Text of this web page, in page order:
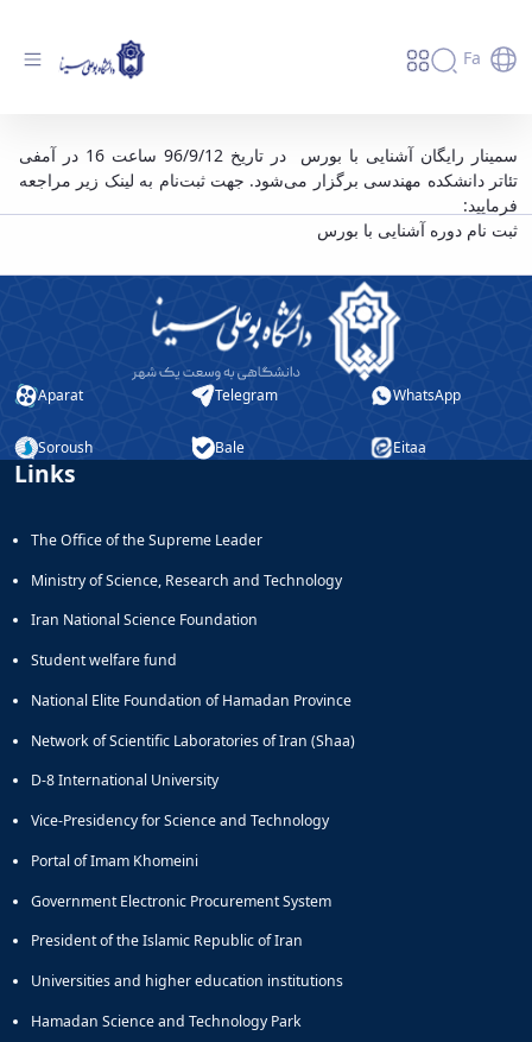
Fa
برگزاری سمینار رایگان آشنایی با بورس - دانشگاه
بوعلی سینا همدان
سمینار رایگان آشنایی با بورس در تاریخ 96/9/12 ساعت 16 در آمفی
تئاتر دانشکده مهندسی برگزار می‌شود. جهت ثبت‌نام به لینک زیر مراجعه
فرمایید:
ثبت نام دوره آشنایی با بورس
Aparat Telegram WhatsApp
Soroush Bale Eitaa
Links
The Office of the Supreme Leader
Ministry of Science, Research and Technology
Iran National Science Foundation
Student welfare fund
National Elite Foundation of Hamadan Province
Network of Scientific Laboratories of Iran (Shaa)
D-8 International University
Vice-Presidency for Science and Technology
Portal of Imam Khomeini
Government Electronic Procurement System
President of the Islamic Republic of Iran
Universities and higher education institutions
Hamadan Science and Technology Park